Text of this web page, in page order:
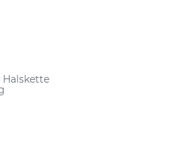
Halskette